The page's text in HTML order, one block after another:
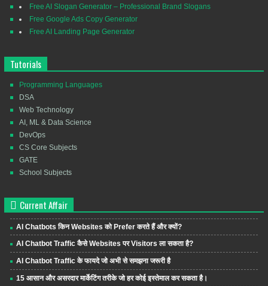
Free AI Slogan Generator – Professional Brand Slogans
Free Google Ads Copy Generator
Free AI Landing Page Generator
Tutorials
Programming Languages
DSA
Web Technology
AI, ML & Data Science
DevOps
CS Core Subjects
GATE
School Subjects
Current Affair
AI Chatbots किन Websites को Prefer करते हैं और क्यों?
AI Chatbot Traffic कैसे Websites पर Visitors ला सकता है?
AI Chatbot Traffic के फायदे जो अभी से समझना जरूरी है
15 आसान और असरदार मार्केटिंग तरीके जो हर कोई इस्तेमाल कर सकता है।